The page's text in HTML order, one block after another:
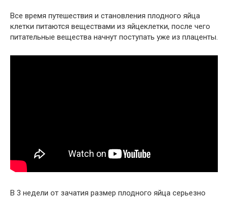
Все время путешествия и становления плодного яйца
клетки питаются веществами из яйцеклетки, после чего
питательные вещества начнут поступать уже из плаценты.
В 3 недели от зачатия размер плодного яйца серьезно